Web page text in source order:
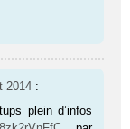
2014 :
plein d’infos